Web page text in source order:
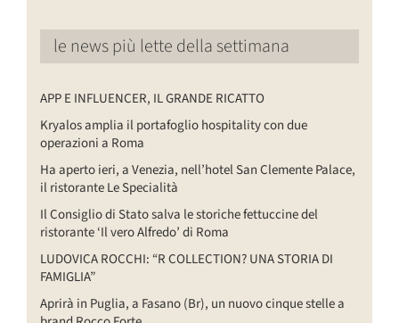
le news più lette della settimana
APP E INFLUENCER, IL GRANDE RICATTO
Kryalos amplia il portafoglio hospitality con due
operazioni a Roma
Ha aperto ieri, a Venezia, nell’hotel San Clemente Palace,
il ristorante Le Specialità
Il Consiglio di Stato salva le storiche fettuccine del
ristorante ‘Il vero Alfredo’ di Roma
LUDOVICA ROCCHI: “R COLLECTION? UNA STORIA DI
FAMIGLIA”
Aprirà in Puglia, a Fasano (Br), un nuovo cinque stelle a